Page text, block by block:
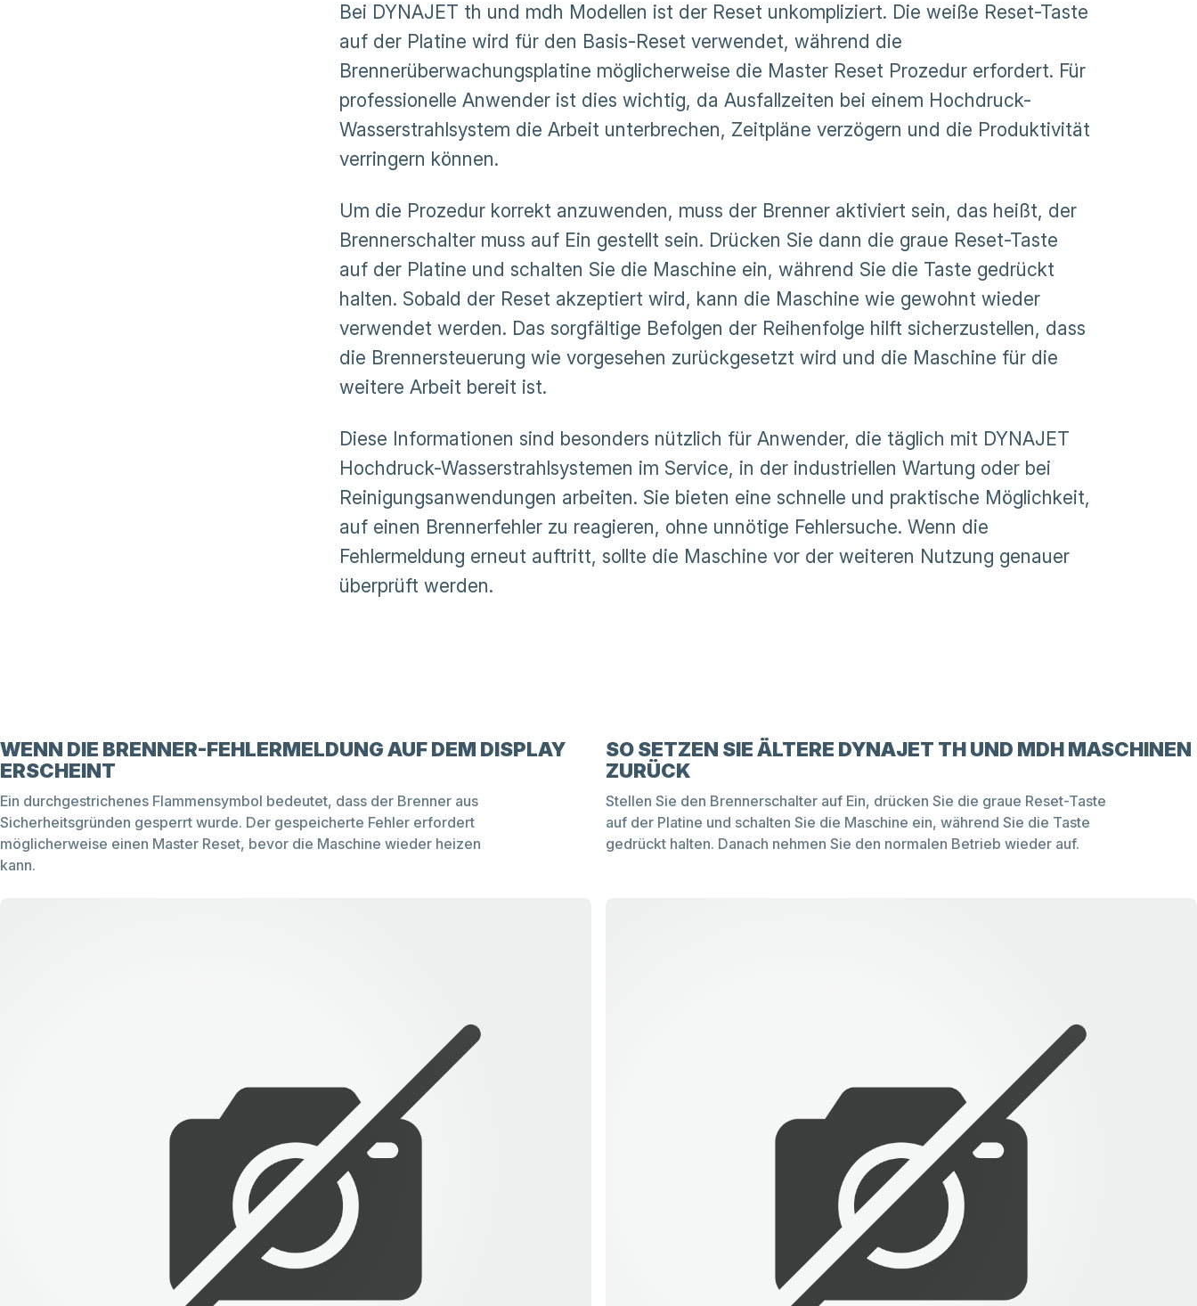
Bei DYNAJET th und mdh Modellen ist der Reset unkompliziert. Die weiße Reset-Taste
auf der Platine wird für den Basis-Reset verwendet, während die
Brennerüberwachungsplatine möglicherweise die Master Reset Prozedur erfordert. Für
professionelle Anwender ist dies wichtig, da Ausfallzeiten bei einem Hochdruck-
Wasserstrahlsystem die Arbeit unterbrechen, Zeitpläne verzögern und die Produktivität
verringern können.
Um die Prozedur korrekt anzuwenden, muss der Brenner aktiviert sein, das heißt, der
Brennerschalter muss auf Ein gestellt sein. Drücken Sie dann die graue Reset-Taste
auf der Platine und schalten Sie die Maschine ein, während Sie die Taste gedrückt
halten. Sobald der Reset akzeptiert wird, kann die Maschine wie gewohnt wieder
verwendet werden. Das sorgfältige Befolgen der Reihenfolge hilft sicherzustellen, dass
die Brennersteuerung wie vorgesehen zurückgesetzt wird und die Maschine für die
weitere Arbeit bereit ist.
Diese Informationen sind besonders nützlich für Anwender, die täglich mit DYNAJET
Hochdruck-Wasserstrahlsystemen im Service, in der industriellen Wartung oder bei
Reinigungsanwendungen arbeiten. Sie bieten eine schnelle und praktische Möglichkeit,
auf einen Brennerfehler zu reagieren, ohne unnötige Fehlersuche. Wenn die
Fehlermeldung erneut auftritt, sollte die Maschine vor der weiteren Nutzung genauer
überprüft werden.
WENN DIE BRENNER-FEHLERMELDUNG AUF DEM DISPLAY
ERSCHEINT
Ein durchgestrichenes Flammensymbol bedeutet, dass der Brenner aus
Sicherheitsgründen gesperrt wurde. Der gespeicherte Fehler erfordert
möglicherweise einen Master Reset, bevor die Maschine wieder heizen
kann.
SO SETZEN SIE ÄLTERE DYNAJET TH UND MDH MASCHINEN
ZURÜCK
Stellen Sie den Brennerschalter auf Ein, drücken Sie die graue Reset-Taste
auf der Platine und schalten Sie die Maschine ein, während Sie die Taste
gedrückt halten. Danach nehmen Sie den normalen Betrieb wieder auf.